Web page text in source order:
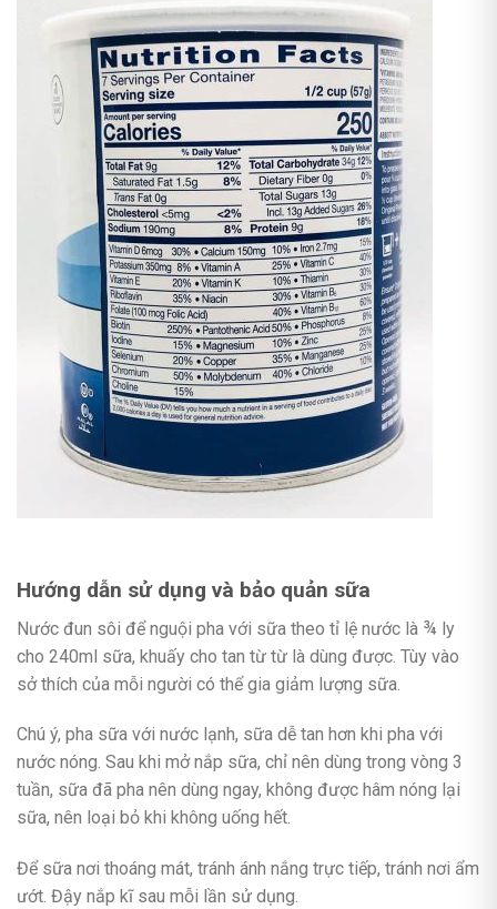
Hướng dẫn sử dụng và bảo quản sữa
Nước đun sôi để nguội pha với sữa theo tỉ lệ nước là ¾ ly
cho 240ml sữa, khuấy cho tan từ từ là dùng được. Tùy vào
sở thích của mỗi người có thể gia giảm lượng sữa.
Chú ý, pha sữa với nước lạnh, sữa dễ tan hơn khi pha với
nước nóng. Sau khi mở nắp sữa, chỉ nên dùng trong vòng 3
tuần, sữa đã pha nên dùng ngay, không được hâm nóng lại
sữa, nên loại bỏ khi không uống hết.
Để sữa nơi thoáng mát, tránh ánh nắng trực tiếp, tránh nơi ẩm
ướt. Đậy nắp kĩ sau mỗi lần sử dụng.